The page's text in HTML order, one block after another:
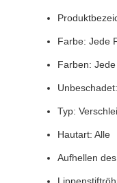
Farbe: Jede
Farben:
Typ:
Hautart: Alle
Aufhellen